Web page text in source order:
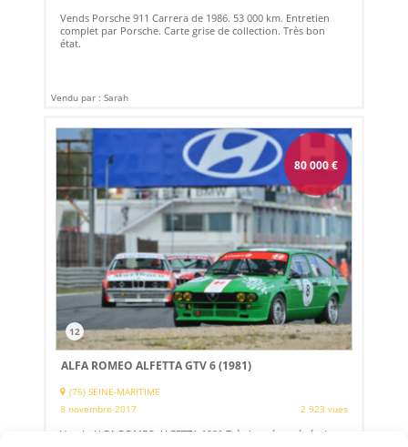
Vends Porsche 911 Carrera de 1986. 53 000 km. Entretien
complet par Porsche. Carte grise de collection. Très bon
état.
Vendu par : Sarah
80 000€
12
ALFA ROMEO ALFETTA GTV 6 (1981)
(76) SEINE-MARITIME
8 novembre 2017
2 923 vues
Vends ALFA ROMEO ALFETTA 1981 Très bon état général.